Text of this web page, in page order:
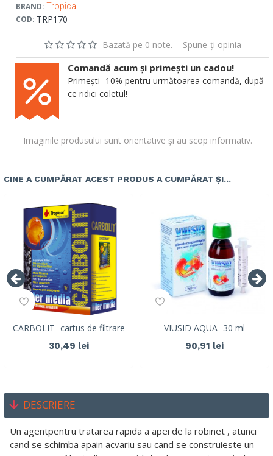
BRAND: Tropical
COD: TRP170
Bazată pe 0 note. - Spune-ţi opinia
Imaginile produsului sunt orientative și au scop informativ.
Comandă acum și primești un cadou!
Primești -10% pentru următoarea comandă, după
ce ridici coletul!
CINE A CUMPĂRAT ACEST PRODUS A CUMPĂRAT ȘI...
CARBOLIT- cartus de filtrare
30,49 lei
VIUSID AQUA- 30 ml
90,91 lei
DESCRIERE
Un agentpentru tratarea rapida a apei de la robinet , atunci
cand se schimba apain acvariu sau cand se construieste un